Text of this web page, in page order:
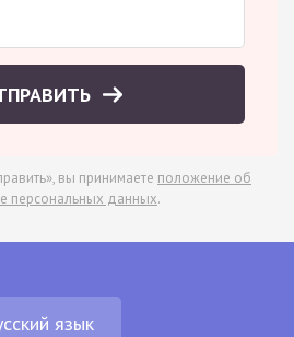
вы принимаете положение об
персональных данных.
язык